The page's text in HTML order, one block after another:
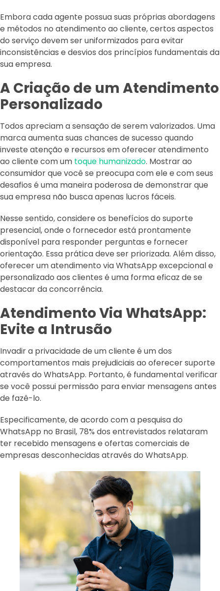
Embora cada agente possua suas próprias abordagens
e métodos no atendimento ao cliente, certos aspectos
do serviço devem ser uniformizados para evitar
inconsistências e desvios dos princípios fundamentais da
sua empresa.
A Criação de um Atendimento
Personalizado
Todos apreciam a sensação de serem valorizados. Uma
marca aumenta suas chances de sucesso quando
investe atenção e recursos em oferecer atendimento
ao cliente com um toque humanizado. Mostrar ao
consumidor que você se preocupa com ele e com seus
desafios é uma maneira poderosa de demonstrar que
sua empresa não busca apenas lucros fáceis.
Nesse sentido, considere os benefícios do suporte
presencial, onde o fornecedor está prontamente
disponível para responder perguntas e fornecer
orientação. Essa prática deve ser priorizada. Além disso,
oferecer um atendimento via WhatsApp excepcional e
personalizado aos clientes é uma forma eficaz de se
destacar da concorrência.
Atendimento Via WhatsApp:
Evite a Intrusão
Invadir a privacidade de um cliente é um dos
comportamentos mais prejudiciais ao oferecer suporte
através do WhatsApp. Portanto, é fundamental verificar
se você possui permissão para enviar mensagens antes
de fazê-lo.
Especificamente, de acordo com a pesquisa do
WhatsApp no Brasil, 78% dos entrevistados relataram
ter recebido mensagens e ofertas comerciais de
empresas desconhecidas através do WhatsApp.